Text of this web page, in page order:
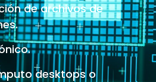
de archivos de
desktops o